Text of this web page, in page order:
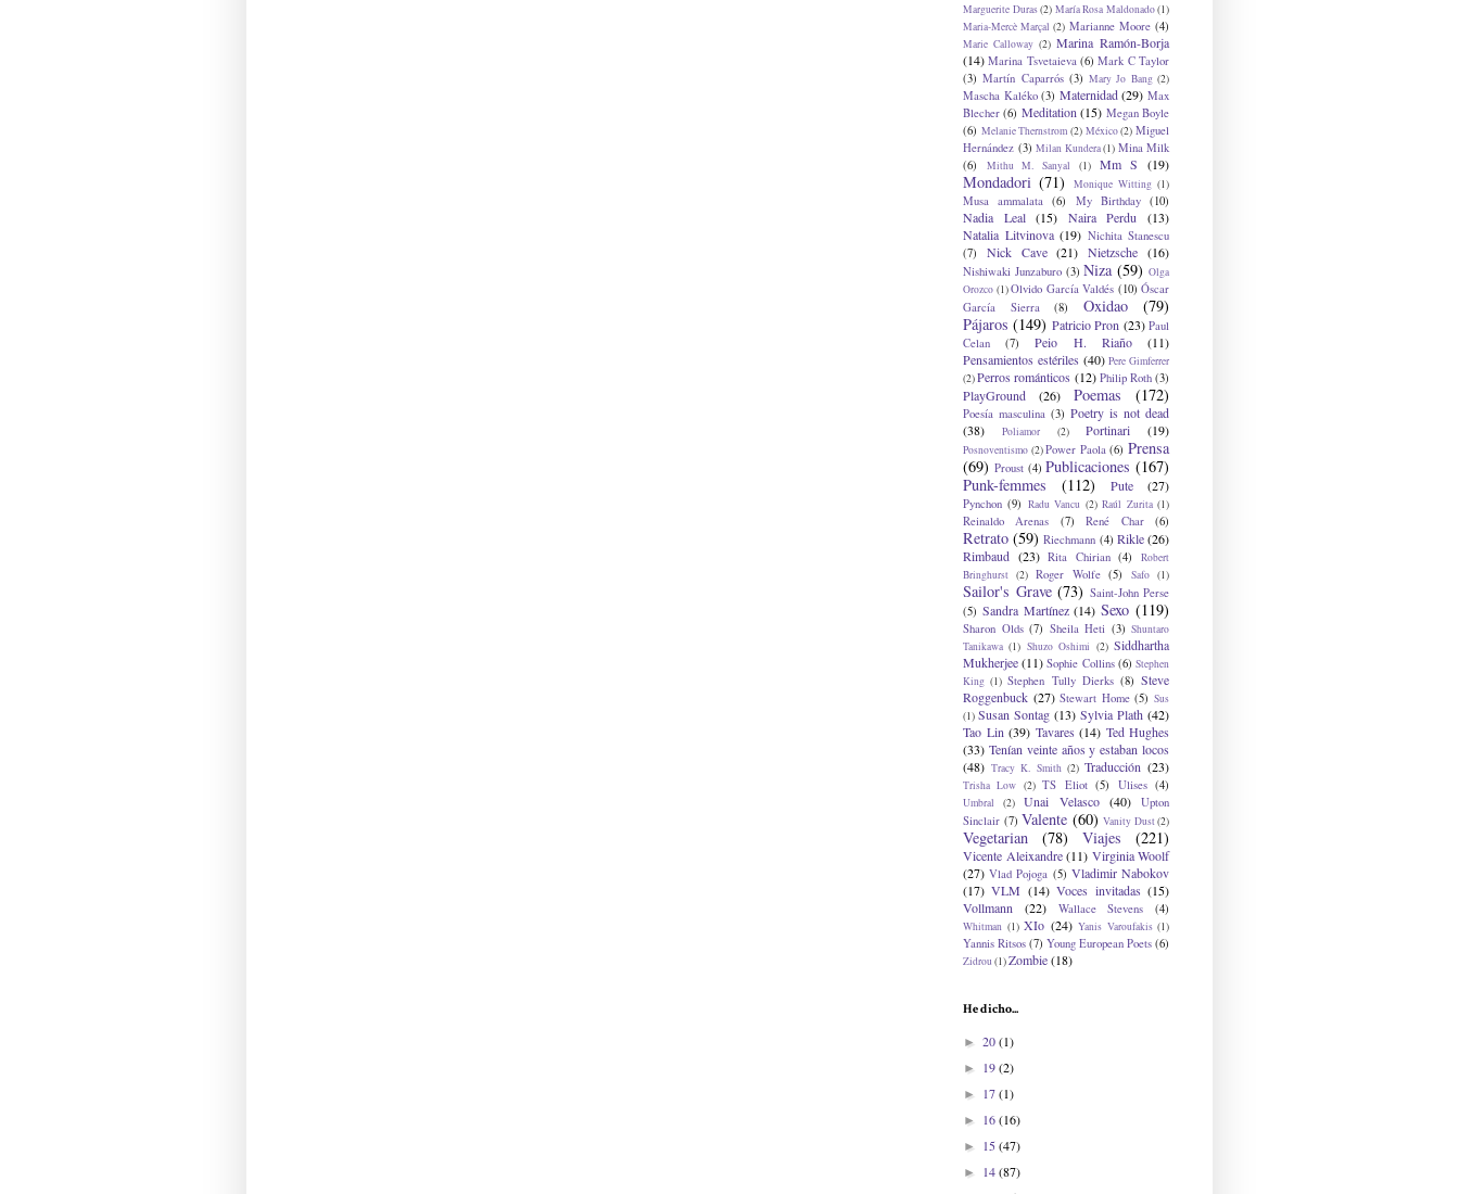
Marguerite Duras(2) María Rosa Maldonado(1)
Maria-Mercè Marçal (2) Marianne Moore (4)
Marie Calloway (2) Marina Ramón-Borja
(14) Marina Tsvetaieva (6) Mark C Taylor
(3) Martín Caparrós (3) Mary Jo Bang (2)
Mascha Kaléko (3) Maternidad (29) Max
Blecher (6) Meditation (15) Megan Boyle
(6) Melanie Thernstrom (2) México (2) Miguel
Hernández (3) Milan Kundera(1) Mina Milk
(6)
Mithu M. Sanyal (1) Mm S (19)
Mondadori (71) Monique Witting (1)
Musa ammalata (6) My Birthday (10)
Nadia Leal (15) Naira Perdu
(13)
Natalia Litvinova (19) Nichita Stanescu
(7)
Nick Cave (21) Nietzsche (16)
Nishiwaki Junzaburo (3) Niza (59) Olga
Orozco (1)Olvido García Valdés (10) Óscar
García Sierra
(8) Oxidao
(79)
Pájaros (149) Patricio Pron (23) Paul
Celan
(7) Peio H. Riaño
(11)
Pensamientos estériles (40) Pere Gimferrer
(2)Perros románticos (12) Philip Roth (3)
PlayGround (26) Poemas (172)
Poesía masculina (3) Poetry is not dead
(38)
Poliamor (2) Portinari (19)
Posnoventismo (2) Power Paola (6) Prensa
(69) Proust (4) Publicaciones (167)
Punk-femmes
(112) Pute (27)
Pynchon (9) Radu Vancu (2) Raúl Zurita (1)
Reinaldo Arenas (7) René Char (6)
Retrato (59) Riechmann (4) Rikle (26)
Rimbaud (23) Rita Chirian (4)
Robert
Bringhurst (2) Roger Wolfe (5) Safo (1)
Sailor's Grave (73) Saint-John Perse
(5) Sandra Martínez (14) Sexo (119)
Sharon Olds (7) Sheila Heti (3) Shuntaro
Tanikawa (1) Shuzo Oshimi (2) Siddhartha
Mukherjee (11) Sophie Collins (6) Stephen
King (1) Stephen Tully Dierks (8) Steve
Roggenbuck (27) Stewart Home (5) Sus
(1) Susan Sontag (13) Sylvia Plath (42)
Tao Lin (39) Tavares (14) Ted Hughes
(33) Tenían veinte años y estaban locos
(48) Tracy K. Smith (2) Traducción (23)
Trisha Low (2) TS Eliot (5) Ulises (4)
Umbral (2) Unai Velasco (40)
Upton
Sinclair (7) Valente (60) Vanity Dust(2)
Vegetarian (78) Viajes (221)
Vicente Aleixandre (11) Virginia Woolf
(27) Vlad Pojoga (5) Vladimir Nabokov
(17) VLM (14) Voces invitadas (15)
Vollmann
(22) Wallace Stevens (4)
Whitman (1) XIo (24) Yanis Varoufakis (1)
Yannis Ritsos (7) Young European Poets (6)
Zidrou(1)Zombie(18)
He dicho...
► 20(1)
► 19(2)
► 17(1)
► 16(16)
► 15(47)
► 14(87)